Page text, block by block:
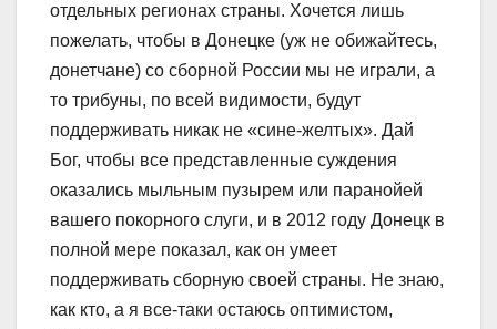
отдельных регионах страны. Хочется лишь
пожелать, чтобы в Донецке (уж не обижайтесь,
донетчане) со сборной России мы не играли, а
то трибуны, по всей видимости, будут
поддерживать никак не «сине-желтых». Дай
Бог, чтобы все представленные суждения
оказались мыльным пузырем или паранойей
вашего покорного слуги, и в 2012 году Донецк в
полной мере показал, как он умеет
поддерживать сборную своей страны. Не знаю,
как кто, а я все-таки остаюсь оптимистом,